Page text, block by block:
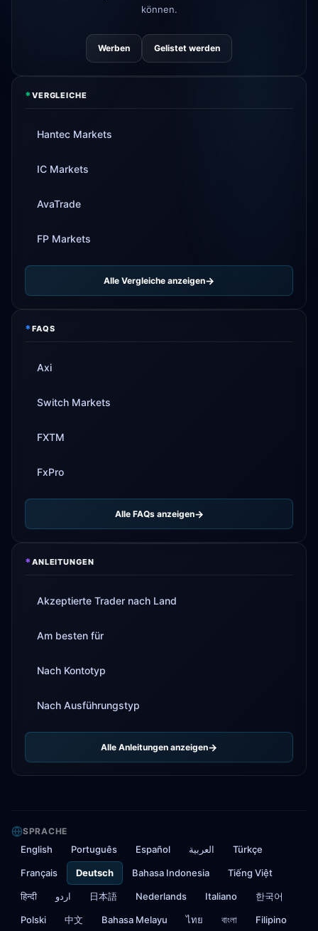
können.
Werben Gelistet werden
*VERGLEICHE
Hantec Markets
IC Markets
AvaTrade
FP Markets
Alle Vergleiche anzeigen
*FAQS
Axi
Switch Markets
FXTM
FxPro
Alle FAQs anzeigen
*ANLEITUNGEN
Akzeptierte Trader nach Land
Am besten für
Nach Kontotyp
Nach Ausführungstyp
Alle Anleitungen anzeigen
SPRACHE
English Português Español العربية Türkçe
Français Deutsch Bahasa Indonesia Tiếng Việt
हिन्दी اردو 日本語 Nederlands Italiano 한국어
Polski 中文 Bahasa Melayu ไทย বাংলা Filipino